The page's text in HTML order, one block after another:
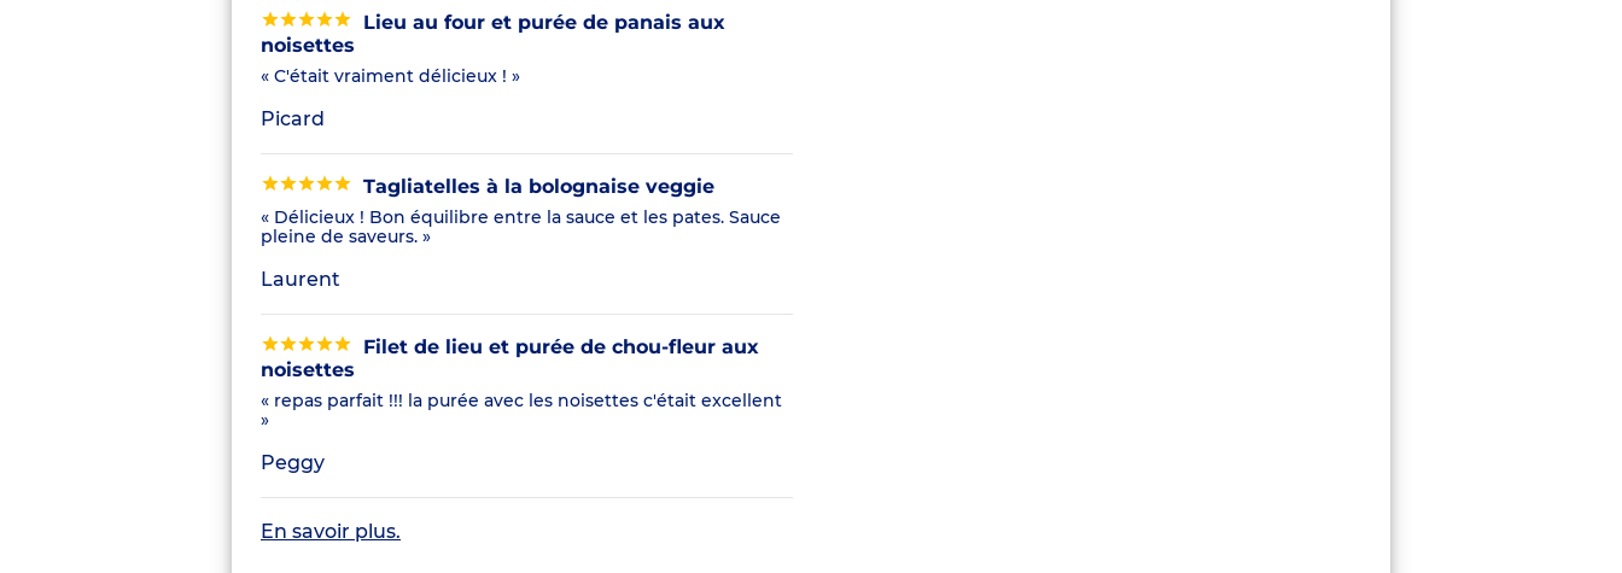
Lieu au four et purée de panais aux
noisettes
« C'était vraiment délicieux ! »
Picard
Tagliatelles à la bolognaise veggie
« Délicieux ! Bon équilibre entre la sauce et les pates. Sauce
pleine de saveurs. »
Laurent
Filet de lieu et purée de chou-fleur aux
noisettes
« repas parfait !!! la purée avec les noisettes c'était excellent
»
Peggy
En savoir plus.